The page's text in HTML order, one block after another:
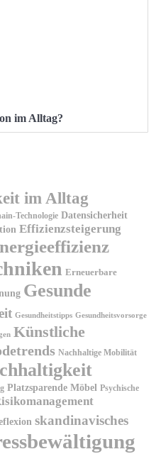
im Alltag?
im Alltag
Technologie Datensicherheit
Effizienzsteigerung
Erneuerbare
Gesunde
Gesundheitstipps Gesundheitsvorsorge
Künstliche
Nachhaltige Mobilität
Platzsparende Möbel Psychische
skandinavisches